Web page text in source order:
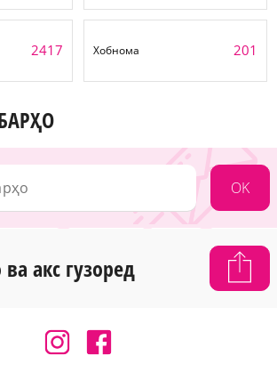
2417 Хобнома 201
OK
акс гузоред